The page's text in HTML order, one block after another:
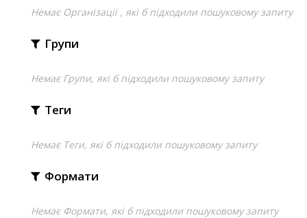
Немає Організації , які б підходили пошуковому запиту
Групи
Немає Групи, які б підходили пошуковому запиту
Теги
Немає Теги, які б підходили пошуковому запиту
Формати
Немає Формати, які б підходили пошуковому запиту